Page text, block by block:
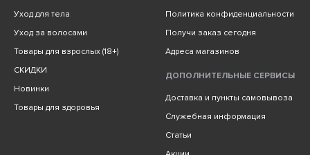
Уход для тела
Уход за волосами
Товары для взрослых (18+)
СКИДКИ
Новинки
Товары для здоровья
Политика конфиденциальности
Получи заказ сегодня
Адреса магазинов
ДОПОЛНИТЕЛЬНЫЕ СЕРВИСЫ
Доставка и пункты самовывоза
Служебная информация
Статьи